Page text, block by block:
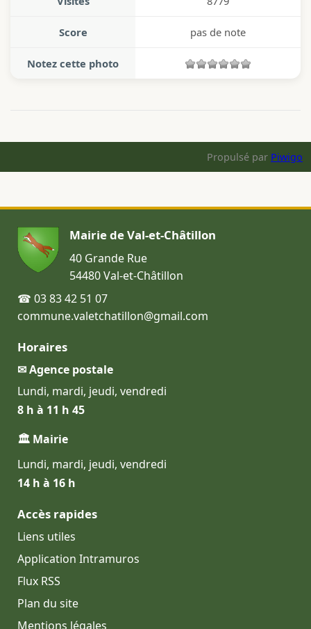
Score pas de note
Notez cette photo
Propulsé par Piwigo
Mairie de Val-et-Châtillon
40 Grande Rue
54480 Val-et-Châtillon
☎ 03 83 42 51 07
commune.valetchatillon@gmail.com
Horaires
✉ Agence postale
Lundi, mardi, jeudi, vendredi
8 h à 11 h 45
🏛 Mairie
Lundi, mardi, jeudi, vendredi
14 h à 16 h
Accès rapides
Liens utiles
Application Intramuros
Flux RSS
Plan du site
Mentions légales